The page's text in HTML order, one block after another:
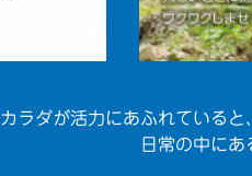
カラダが活力にあふれていると
日常の中にあ